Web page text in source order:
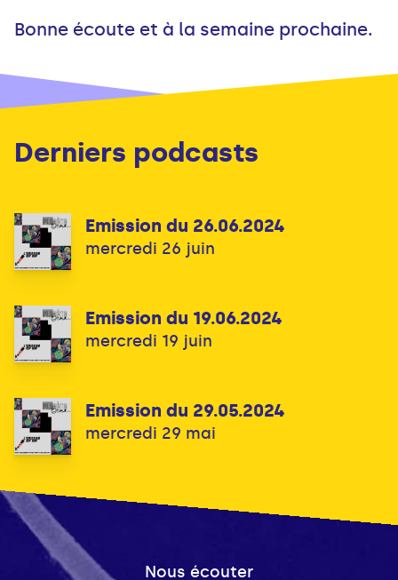
Bonne écoute et à la semaine prochaine.
Derniers podcasts
Emission du 26.06.2024
mercredi 26 juin
Emission du 19.06.2024
mercredi 19 juin
Emission du 29.05.2024
mercredi 29 mai
Nous écouter